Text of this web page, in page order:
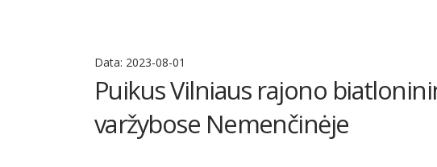
Data: 2023-08-01
Puikus Vilniaus rajono
varžybose Nemenčinėje